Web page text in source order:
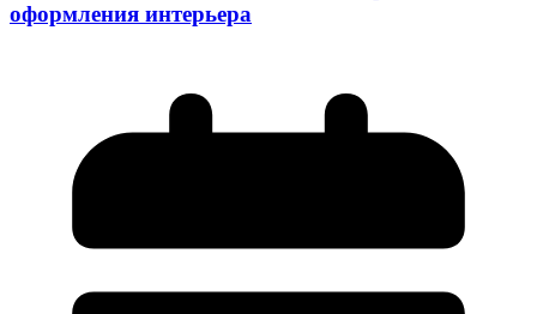
оформления интерьера